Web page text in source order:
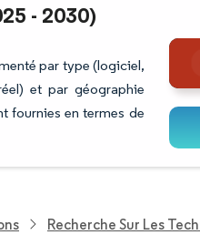
- 2030)
par type (logiciel,
et par géographie
fournies en termes de
Recherche Sur Les